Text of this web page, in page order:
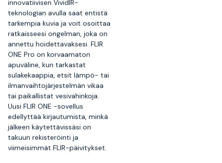
innovatiivisen VividIR-
teknologian avulla saat entistä
tarkempia kuvia ja voit osoittaa
ratkaisseesi ongelman, joka on
annettu hoidettavaksesi. FLIR
ONE Pro on korvaamaton
apuväline, kun tarkastat
sulakekaappia, etsit lämpö- tai
ilmanvaihtojärjestelmän vikaa
tai paikallistat vesivahinkoja.
Uusi FLIR ONE -sovellus
edellyttää kirjautumista, minkä
jälkeen käytettävissäsi on
takuun rekisteröinti ja
viimeisimmät FLIR-päivitykset.